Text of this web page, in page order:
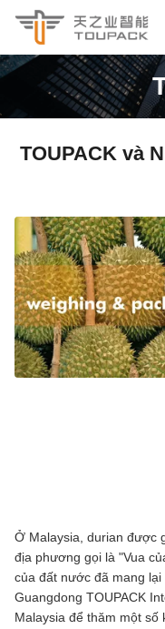
TOUPACK và
Ở Malaysia, durian được
địa phương gọi là "Vua
của đất nước đã mang
Guangdong TOUPACK
Malaysia để thăm một số